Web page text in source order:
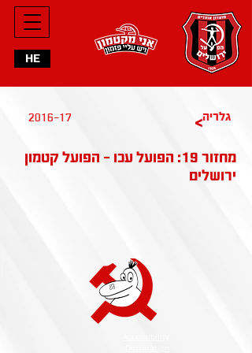
HE
2016-17 >גלריה
מחזור 19: הפועל עכו - הפועל קטמון
ירושלים